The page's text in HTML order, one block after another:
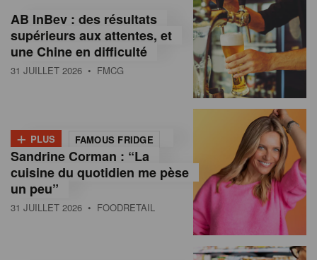
n
o
m
a
AB InBev : des résultats
supérieurs aux attentes, et
une Chine en difficulté
31 JUILLET 2026 • FMCG
+ PLUS FAMOUS FRIDGE
Sandrine Corman : “La
cuisine du quotidien me pèse
un peu”
31 JUILLET 2026 • FOODRETAIL